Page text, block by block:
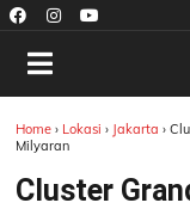
Home › Lokasi › Jakarta›
Milyaran
Cluster